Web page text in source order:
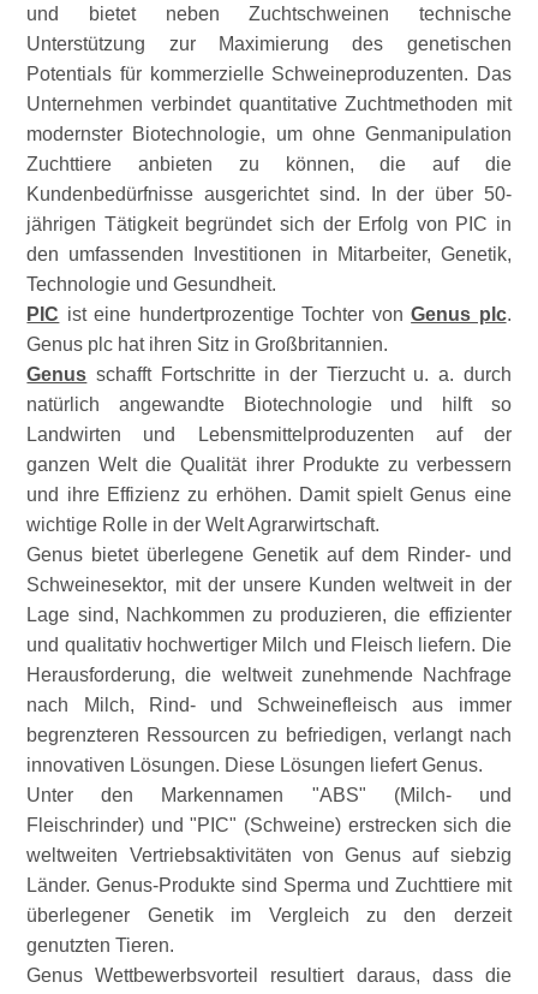
und bietet neben Zuchtschweinen technische
Unterstützung zur Maximierung des genetischen
Potentials für kommerzielle Schweineproduzenten. Das
Unternehmen verbindet quantitative Zuchtmethoden mit
modernster Biotechnologie, um ohne Genmanipulation
Zuchttiere anbieten zu können, die auf die
Kundenbedürfnisse ausgerichtet sind. In der über 50-
jährigen Tätigkeit begründet sich der Erfolg von PIC in
den umfassenden Investitionen in Mitarbeiter, Genetik,
Technologie und Gesundheit.
PIC ist eine hundertprozentige Tochter vonGenus plc.
Genus plc hat ihren Sitz in Großbritannien.
Genus schafft Fortschritte in der Tierzucht u. a. durch
natürlich angewandte Biotechnologie und hilft so
Landwirten und Lebensmittelproduzenten auf der
ganzen Welt die Qualität ihrer Produkte zu verbessern
und ihre Effizienz zu erhöhen. Damit spielt Genus eine
wichtige Rolle in der Welt Agrarwirtschaft.
Genus bietet überlegene Genetik auf dem Rinder- und
Schweinesektor, mit der unsere Kunden weltweit in der
Lage sind, Nachkommen zu produzieren, die effizienter
und qualitativ hochwertiger Milch und Fleisch liefern. Die
Herausforderung, die weltweit zunehmende Nachfrage
nach Milch, Rind- und Schweinefleisch aus immer
begrenzteren Ressourcen zu befriedigen, verlangt nach
innovativen Lösungen. Diese Lösungen liefert Genus.
Unter den Markennamen
ABS
(Milch- und
Fleischrinder) und PIC
(Schweine) erstrecken sich die
weltweiten Vertriebsaktivitäten von Genus auf siebzig
Länder. Genus-Produkte sind Sperma und Zuchttiere mit
überlegener Genetik im Vergleich zu den derzeit
genutzten Tieren.
Genus Wettbewerbsvorteil resultiert daraus, dass die